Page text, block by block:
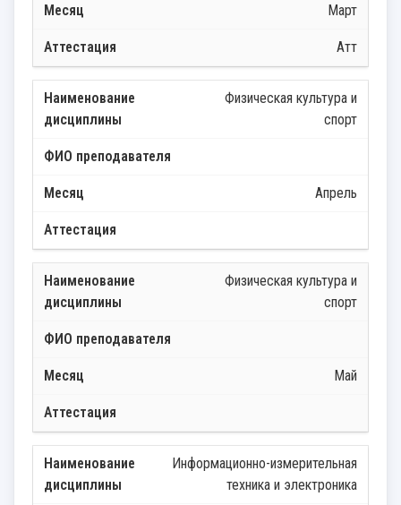
Март
Атт
Физическая культура и
спорт
Апрель
Физическая культура и
спорт
Май
Информационно-измерительная
техника и электроника